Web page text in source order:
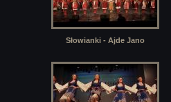
Słowianki - Ajde Jano